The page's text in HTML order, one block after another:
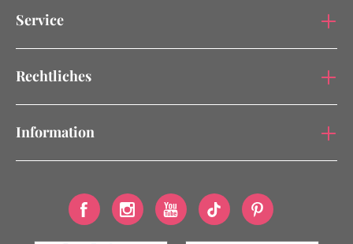
Service
Rechtliches
Information